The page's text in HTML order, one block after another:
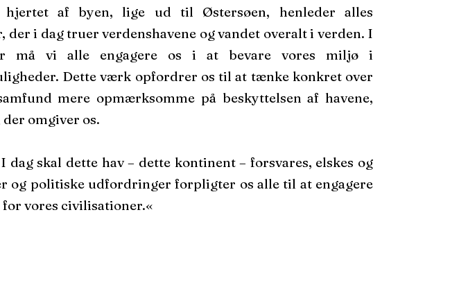
af byen, lige ud til Østersøen, henleder alles
i dag truer verdenshavene og vandet overalt i verden. I
må vi alle engagere os i at bevare vores miljø i
Dette værk opfordrer os til at tænke konkret over
mere opmærksomme på beskyttelsen af havene,
omgiver os.
dag skal dette hav – dette kontinent – forsvares, elskes og
og politiske udfordringer forpligter os alle til at engagere
for vores civilisationer.«